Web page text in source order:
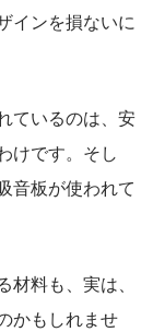
インを損ないに
ているのは、安
けです。そし
音板が使われて
料も、実は、
かもしれませ